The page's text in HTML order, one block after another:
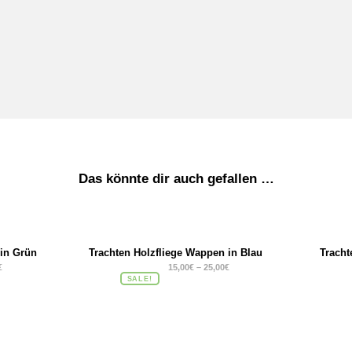
Das könnte dir auch gefallen …
Grün Trachten Holzfliege Wappen in Blau
SALE!
15,00€ –25,00€